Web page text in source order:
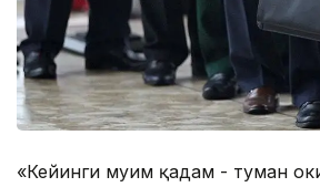
«Кейинги муҳим қадам - туман